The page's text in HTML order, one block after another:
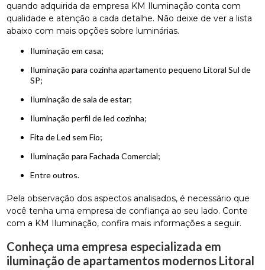
quando adquirida da empresa KM Iluminação conta com
qualidade e atenção a cada detalhe. Não deixe de ver a lista
abaixo com mais opções sobre luminárias.
iluminação em casa;
iluminação para cozinha apartamento pequeno Litoral Sul de
SP;
iluminação de sala de estar;
iluminação perfil de led cozinha;
Fita de Led sem Fio;
Iluminação para Fachada Comercial;
entre outros.
Pela observação dos aspectos analisados, é necessário que
você tenha uma empresa de confiança ao seu lado. Conte
com a KM Iluminação, confira mais informações a seguir.
Conheça uma empresa especializada em
iluminação de apartamentos modernos Litoral